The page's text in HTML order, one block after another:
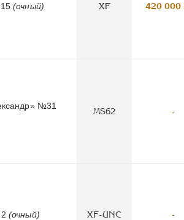
(очный) XF 420 000
№31
MS62 -
(очный) XF-UNC -